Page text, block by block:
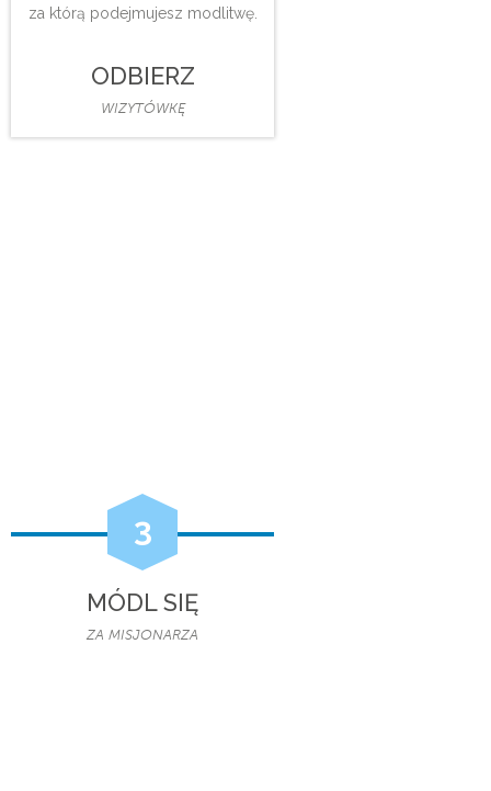
za którą podejmujesz modlitwę.
ODBIERZ
WIZYTÓWKĘ
3
MÓDL SIĘ
ZA MISJONARZA